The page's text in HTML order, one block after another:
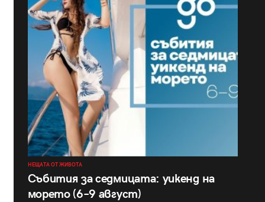
НЕЩАТА ОТ ЖИВОТА
Събития за седмицата: уикенд на
морето (6–9 август)